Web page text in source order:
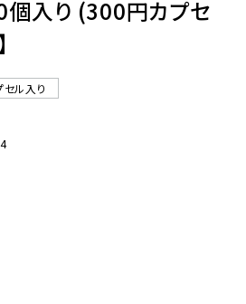
7659
個入り (300円カプセ
セル入り